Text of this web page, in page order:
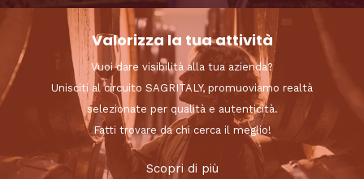
Valorizza la tua attività
Vuoi dare visibilità alla tua azienda?
Unisciti al circuito SAGRITALY, promuoviamo realtà
selezionate per qualità e autenticità.
Fatti trovare da chi cerca il meglio!
Scopri di più